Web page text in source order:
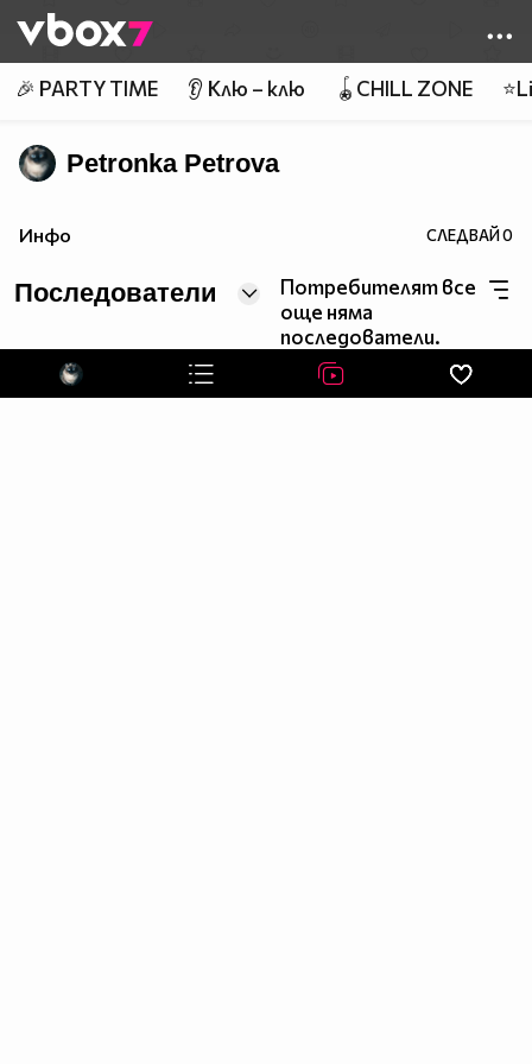
👾
🎉 PARTY TIME 👂 Клю – клю 🪀CHILL ZONE
Petronka Petrova
Инфо СЛЕДВАЙ0
Последователи
Потребителят все
още няма
последователи.